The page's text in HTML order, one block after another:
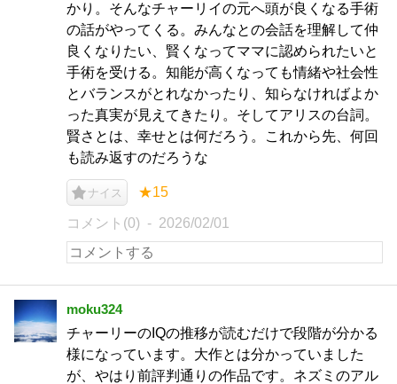
かり。そんなチャーリイの元へ頭が良くなる手術
の話がやってくる。みんなとの会話を理解して仲
良くなりたい、賢くなってママに認められたいと
手術を受ける。知能が高くなっても情緒や社会性
とバランスがとれなかったり、知らなければよか
った真実が見えてきたり。そしてアリスの台詞。
賢さとは、幸せとは何だろう。これから先、何回
も読み返すのだろうな
ナイス ★15
コメント(0) 2026/02/01
moku324
チャーリーのIQの推移が読むだけで段階が分かる
様になっています。大作とは分かっていました
が、やはり前評判通りの作品です。ネズミのアル